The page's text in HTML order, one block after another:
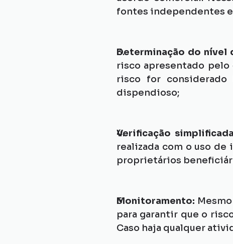
fontes independentes
Determinação do nível
risco apresentado pelo
risco for
dispendioso;
Verificação
realizada com o uso
proprietários
Monitoramento:
para garantir que o
Caso haja qualquer